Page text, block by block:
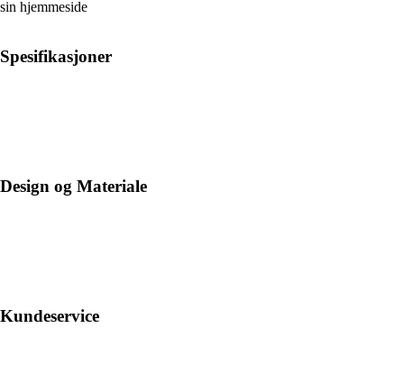
sin hjemmeside
Spesifikasjoner
Design og Materiale
Kundeservice